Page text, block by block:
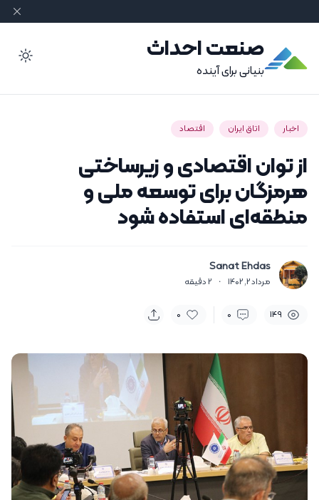
صنعت احداث
بنیانی برای آینده
اخبار اتاق ایران اقتصاد
از توان اقتصادی و زیرساختی
هرمزگان برای توسعه ملی و
منطقه‌ای استفاده شود
Sanat Ehdas
مرداد 2, 1402 ·
2دقیقه
149
0
0